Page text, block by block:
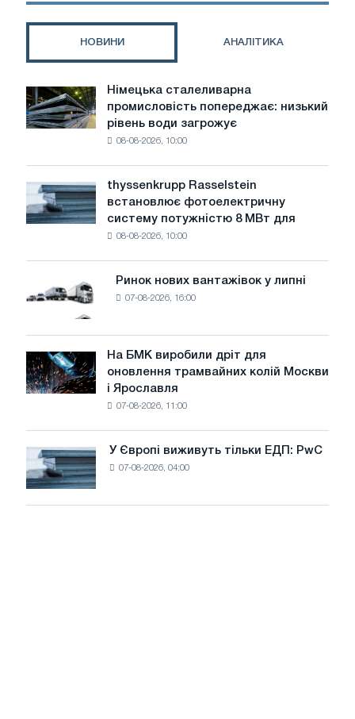
НОВИНИ АНАЛІТИКА
Німецька
сталеливарна
промисловість
води
загрожує
Німецька сталеливарна
промисловість попереджає: низький
рівень води загрожує
08-08-2026, 10:00
thyssenkrupp
Rasselstein
встановлює
фотоелектричну
цілей
декарбонізації
thyssenkrupp Rasselstein
встановлює фотоелектричну
систему потужністю 8 МВт для
08-08-2026, 10:00
Ринок
нових
вантажівок
у
липні
Ринок нових вантажівок у липні
07-08-2026, 16:00
На
БМК
виробили
трамвайних
колій
На БМК виробили дріт для
оновлення трамвайних колій Москви
і Ярославля
07-08-2026, 11:00
Європі
виживуть
тільки
У Європі виживуть тільки ЕДП: PwC
07-08-2026, 04:00